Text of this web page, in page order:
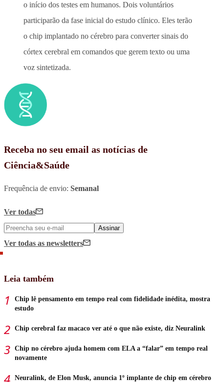
o início dos testes em humanos. Dois voluntários
participarão da fase inicial do estudo clínico. Eles terão
o chip implantado no cérebro para converter sinais do
córtex cerebral em comandos que gerem texto ou uma
voz sintetizada.
Receba no seu email as notícias de
Ciência&Saúde
Frequência de envio: Semanal
Ver todas
Assinar
Ver todas as newsletters
Leia também
Chip lê pensamento em tempo real com fidelidade inédita, mostra
estudo
Chip cerebral faz macaco ver até o que não existe, diz Neuralink
Chip no cérebro ajuda homem com ELA a “falar” em tempo real
novamente
Neuralink, de Elon Musk, anuncia 1º implante de chip em cérebro